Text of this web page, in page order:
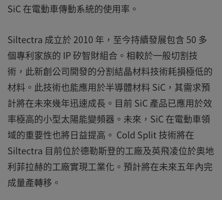
SiC 在電動車傳動系統的使用率。
Siltectra 成立於 2010 年，至今持續發展包含 50 多
個專利家族的 IP 矽智財組合。相較於一般切割技
術，此新創公司開發的分割結晶材料技術耗損極低的
材料。此技術也能應用於半導體材料 SiC，其需求預
計將在未來幾年迅速成長。目前 SiC 產品已應用於效
率極高的小型太陽能變頻器。未來，SiC 在電動車領
域的重要性也將日益提高。 Cold Split 技術將在
Siltectra 目前位於德勒斯登的工廠及英飛凌位於奧地
利菲拉赫的工廠實現工業化。預計將在未來五年內完
成量產轉移。